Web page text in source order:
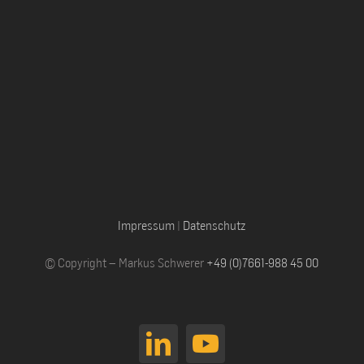
Impressum | Datenschutz
© Copyright – Markus Schwerer +49 (0)7661-988 45 00
LinkedInYouTube